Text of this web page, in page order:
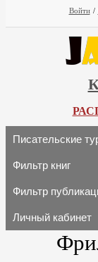
Войти /
Писательские
Фильтр книг
Фильтр
Личный кабинет